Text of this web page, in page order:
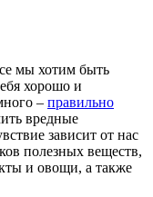
мы хотим быть
хорошо и
– правильно
вредные
зависит от нас
полезных веществ,
и овощи, а также